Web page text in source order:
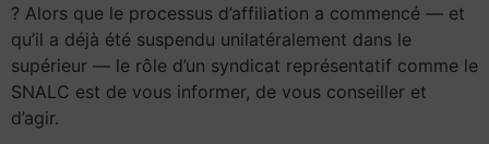
? Alors que le processus d’affiliation a commencé — et
qu’il a déjà été suspendu unilatéralement dans le
supérieur — le rôle d’un syndicat représentatif comme le
SNALC est de vous informer, de vous conseiller et
d’agir.